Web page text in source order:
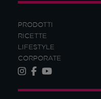
PRODOTTI
RICETTE
LIFESTYLE
CORPORATE